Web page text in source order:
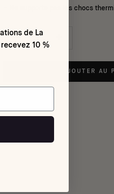
- Ne supporte pas les chocs
AJOUTER AU
de La
10 %